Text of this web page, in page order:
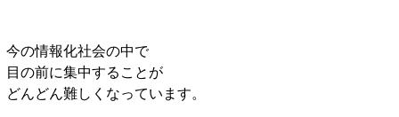
今の情報化社会の中で
目の前に集中することが
どんどん難しくなっています。